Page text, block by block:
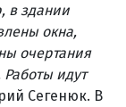
в здании
окна,
очертания
идут
Сегенюк. В